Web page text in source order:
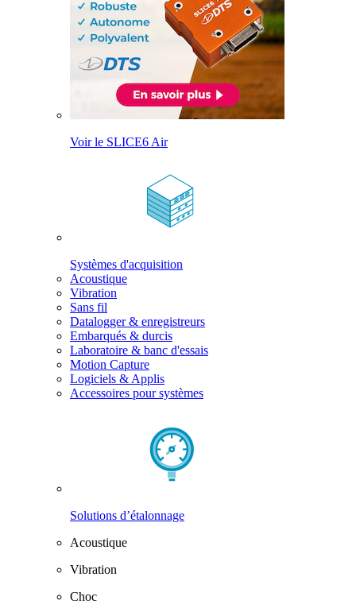
Voir le SLICE6 Air
Systèmes d'acquisition
Acoustique
Vibration
Sans fil
Datalogger & enregistreurs
Embarqués & durcis
Laboratoire & banc d'essais
Motion Capture
Logiciels & Applis
Accessoires pour systèmes
Solutions d’étalonnage
Acoustique
Vibration
Choc